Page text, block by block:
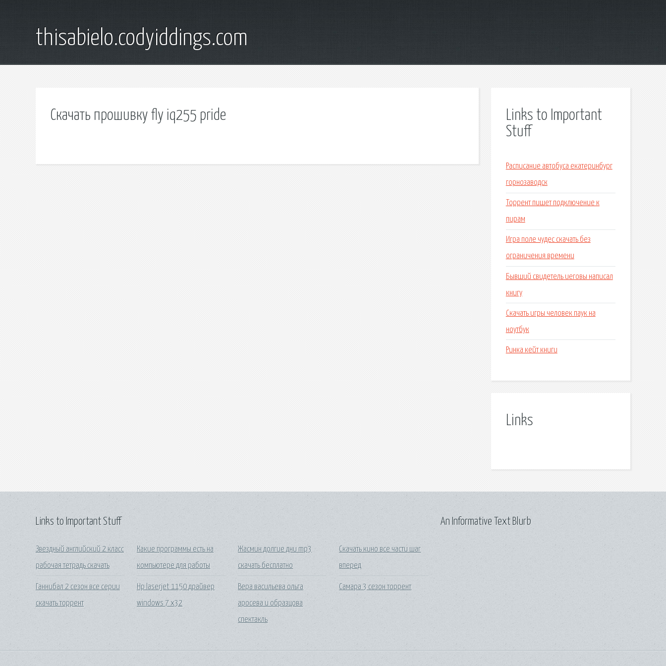
thisabielo.codyiddings.com
Скачать прошивку fly iq255 pride
Links to Important
Stuff
Расписание автобуса екатеринбург
горнозаводск
Торрент пишет подключение к
пирам
Игра поле чудес скачать без
ограничения времени
Бывший свидетель иеговы написал
книгу
Скачать игры человек паук на
ноутбук
Ринка кейт книги
Links
Links to Important Stuff
Звездный английский 2 класс
рабочая тетрадь скачать
Ганнибал 2 сезон все серии
скачать торрент
Какие программы есть на
компьютере для работы
Hp laserjet 1150 драйвер
windows 7 x32
Жасмин долгие дни mp3
скачать бесплатно
Вера васильева ольга
аросева и образцова
спектакль
Скачать кино все части шаг
вперед
Самара 3 сезон торрент
An Informative Text Blurb